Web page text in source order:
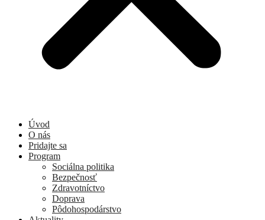
Úvod
O nás
Pridajte sa
Program
Sociálna politika
Bezpečnosť
Zdravotníctvo
Doprava
Pôdohospodárstvo